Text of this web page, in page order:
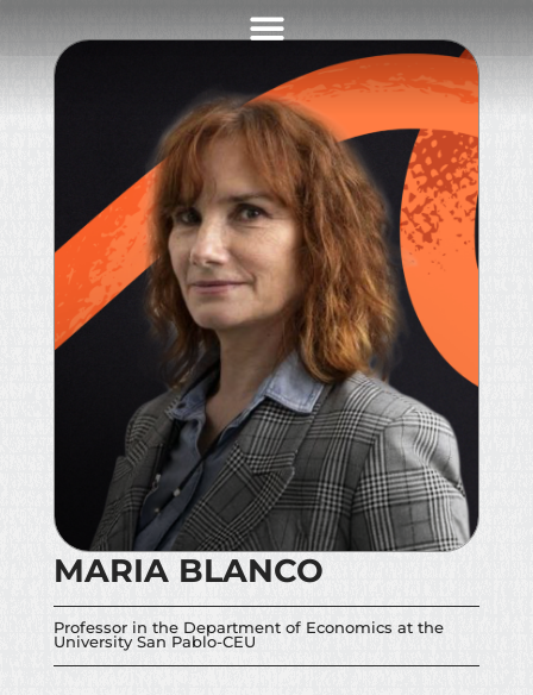
MARIA BLANCO
Professor in the Department of Economics at the
University San Pablo-CEU